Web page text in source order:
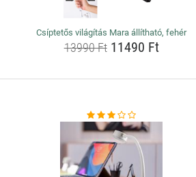
Csíptetős világítás Mara állítható, fehér
13990 Ft11490 Ft